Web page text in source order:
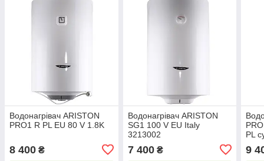
Водонагрівач ARISTON
PRO1 R PL EU 80 V 1.8K
8 400 ₴
Водонагрівач ARISTON
SG1 100 V EU Italy
3213002
7 400₴
PL
9